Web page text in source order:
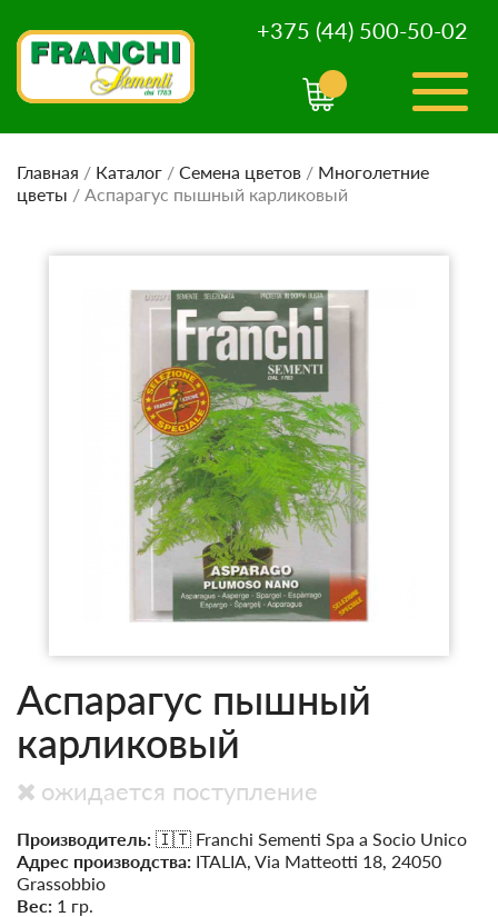
+375 (44) 500-50-02
Главная / Каталог / Семена цветов / Многолетние
цветы / Аспарагус пышный карликовый
Аспарагус пышный
карликовый
ожидается поступление
Производитель: 🇮🇹 Franchi Sementi Spa a Socio Unico
Адрес производства: ITALIA, Via Matteotti 18, 24050
Grassobbio
Вес: 1 гр.